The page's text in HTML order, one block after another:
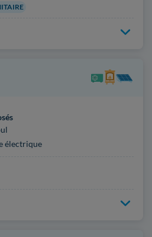
électrique